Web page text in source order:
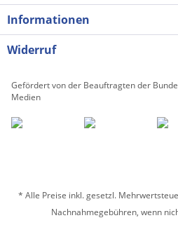
Informationen
Widerruf
Gefördert von der Beauftragten der
Medien
* Alle Preise inkl. gesetzl.
Nachnahmegebühren, wenn